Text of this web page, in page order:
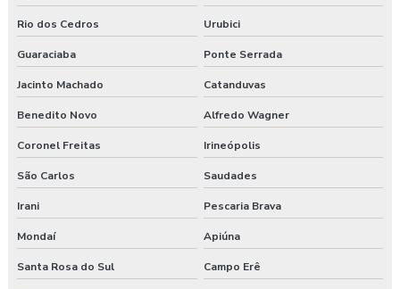
Simulação lumínica
Simulação térmica
Teste acústico
Teste acústico de edificações
Rio dos Cedros Urubici
Guaraciaba Ponte Serrada
Jacinto Machado Catanduvas
Benedito Novo Alfredo Wagner
Coronel Freitas Irineópolis
São Carlos Saudades
Irani Pescaria Brava
Mondaí Apiúna
Santa Rosa do Sul Campo Erê